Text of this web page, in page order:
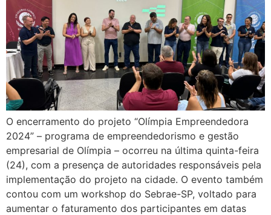
O encerramento do projeto “Olímpia Empreendedora
2024” – programa de empreendedorismo e gestão
empresarial de Olímpia – ocorreu na última quinta-feira
(24), com a presença de autoridades responsáveis pela
implementação do projeto na cidade. O evento também
contou com um workshop do Sebrae-SP, voltado para
aumentar o faturamento dos participantes em datas